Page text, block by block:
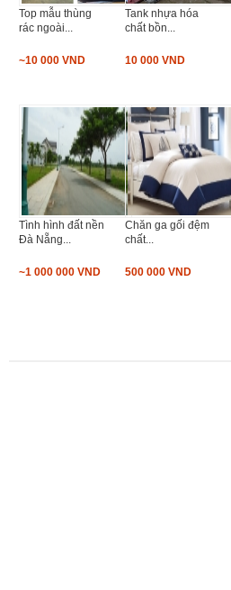
Top mẫu thùng
rác ngoài...
~10 000 VND
Tank nhựa hóa
chất bồn...
10 000 VND
Tình hình đất nền
Đà Nẵng...
~1 000 000 VND
Chăn ga gối đệm
chất...
500 000 VND